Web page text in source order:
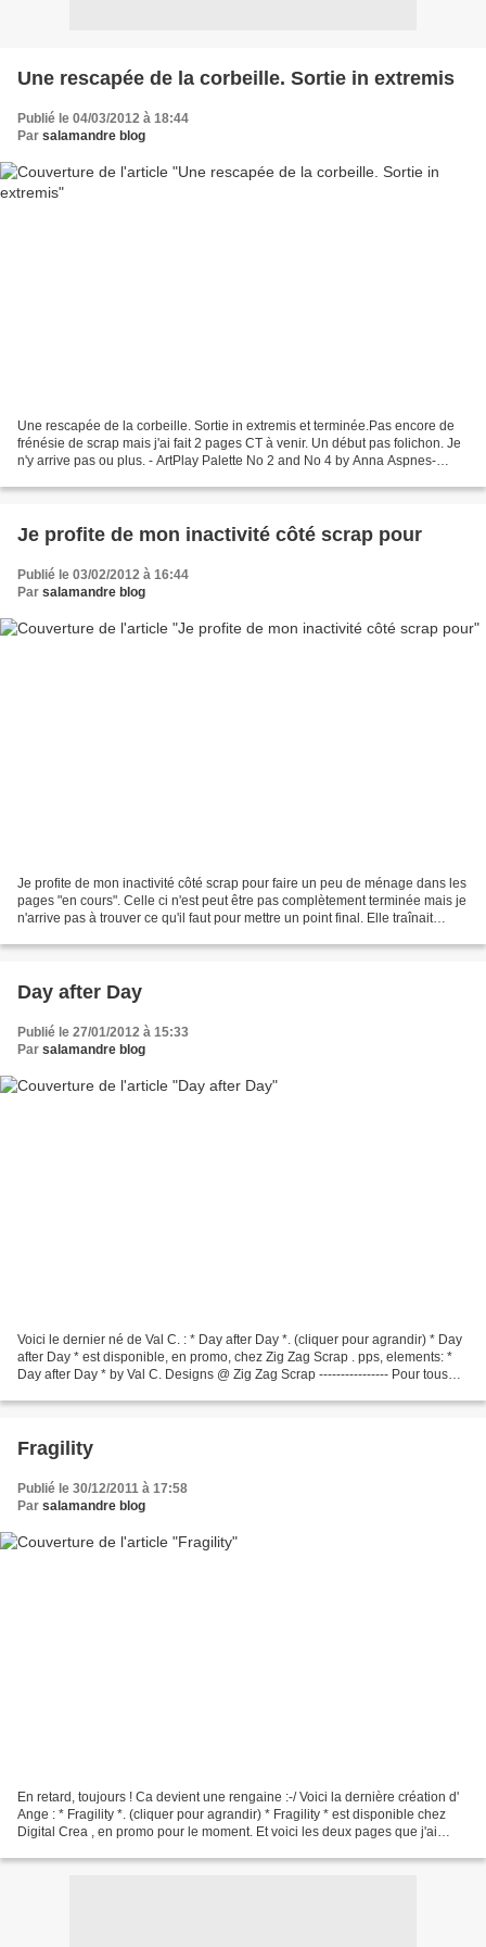
Une rescapée de la corbeille. Sortie in extremis
Publié le 04/03/2012 à 18:44
Par salamandre blog
Une rescapée de la corbeille. Sortie in extremis et terminée.Pas encore de
frénésie de scrap mais j'ai fait 2 pages CT à venir. Un début pas folichon. Je
n'y arrive pas ou plus. - ArtPlay Palette No 2 and No 4 by Anna Aspnes-
Je profite de mon inactivité côté scrap pour
Publié le 03/02/2012 à 16:44
Par salamandre blog
Je profite de mon inactivité côté scrap pour faire un peu de ménage dans les
pages "en cours". Celle ci n'est peut être pas complètement terminée mais je
n'arrive pas à trouver ce qu'il faut pour mettre un point final. Elle traînait
Day after Day
Publié le 27/01/2012 à 15:33
Par salamandre blog
Voici le dernier né de Val C. : * Day after Day *. (cliquer pour agrandir) * Day
after Day * est disponible, en promo, chez Zig Zag Scrap . pps, elements: *
Day after Day * by Val C. Designs @ Zig Zag Scrap ---------------- Pour tous
Fragility
Publié le 30/12/2011 à 17:58
Par salamandre blog
En retard, toujours ! Ca devient une rengaine :-/ Voici la dernière création d'
Ange : * Fragility *. (cliquer pour agrandir) * Fragility * est disponible chez
Digital Crea , en promo pour le moment. Et voici les deux pages que j'ai